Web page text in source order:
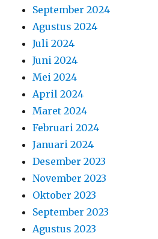
September 2024
Agustus 2024
Juli 2024
Juni 2024
Mei 2024
April 2024
Maret 2024
Februari 2024
Januari 2024
Desember 2023
November 2023
Oktober 2023
September 2023
Agustus 2023